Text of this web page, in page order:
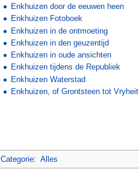
Enkhuizen door de eeuwen heen
Enkhuizen Fotoboek
Enkhuizen in de ontmoeting
Enkhuizen in den geuzentijd
Enkhuizen in oude ansichten
Enkhuizen tijdens de Republiek
Enkhuizen Waterstad
Enkhuizen, of Grontsteen tot Vryheit
Categorie: Alles